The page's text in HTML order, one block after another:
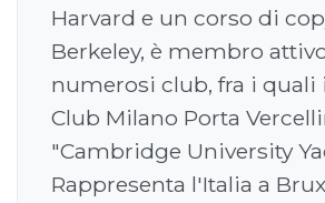
Harvard e un corso di
Berkeley, è membro
numerosi club, fra i quali
Club Milano Porta
"Cambridge University
Rappresenta l'Italia a